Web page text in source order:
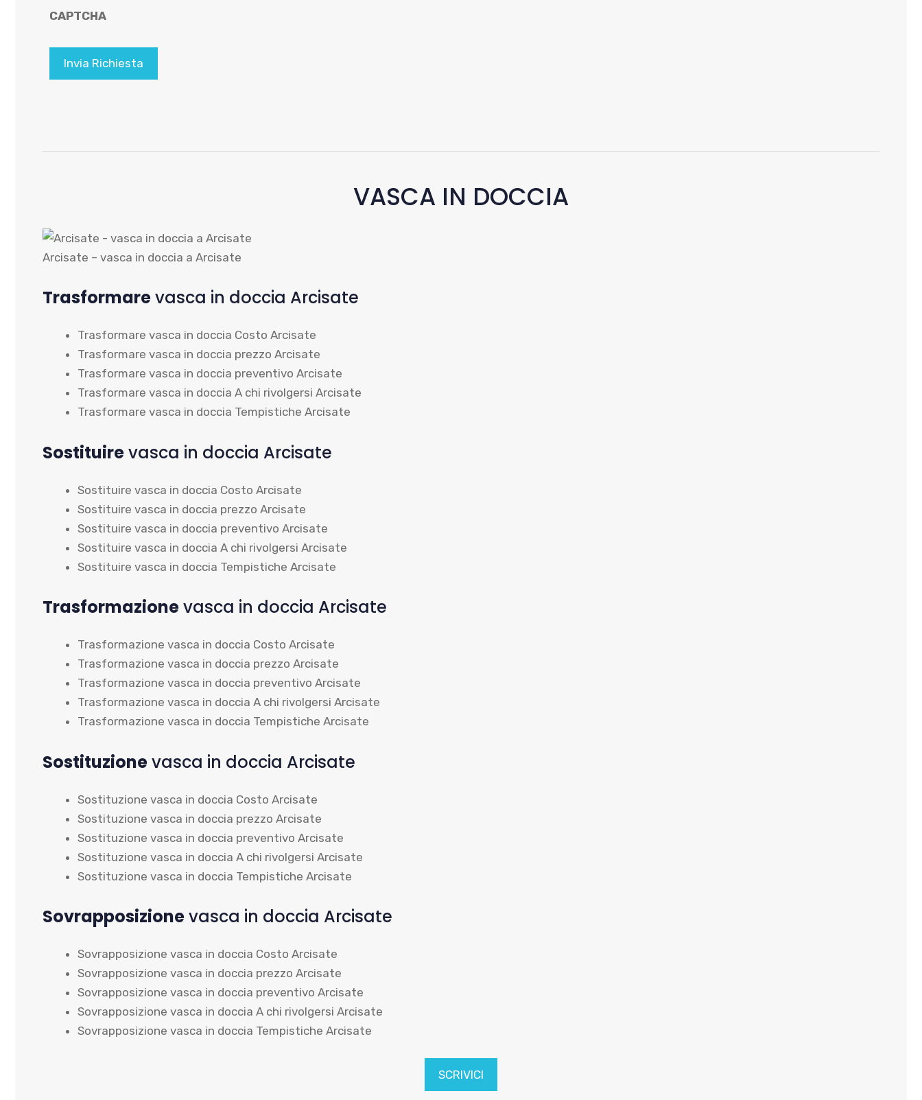
i
a
y
CAPTCHA
VASCA IN DOCCIA
Arcisate – vasca in doccia a Arcisate
Trasformarevasca in doccia Arcisate
Trasformare vasca in doccia Costo Arcisate
Trasformare vasca in doccia prezzo Arcisate
Trasformare vasca in doccia preventivo Arcisate
Trasformare vasca in doccia A chi rivolgersi Arcisate
Trasformare vasca in doccia Tempistiche Arcisate
Sostituirevasca in doccia Arcisate
Sostituire vasca in doccia Costo Arcisate
Sostituire vasca in doccia prezzo Arcisate
Sostituire vasca in doccia preventivo Arcisate
Sostituire vasca in doccia A chi rivolgersi Arcisate
Sostituire vasca in doccia Tempistiche Arcisate
Trasformazionevasca in doccia Arcisate
Trasformazione vasca in doccia Costo Arcisate
Trasformazione vasca in doccia prezzo Arcisate
Trasformazione vasca in doccia preventivo Arcisate
Trasformazione vasca in doccia A chi rivolgersi Arcisate
Trasformazione vasca in doccia Tempistiche Arcisate
Sostituzionevasca in doccia Arcisate
Sostituzione vasca in doccia Costo Arcisate
Sostituzione vasca in doccia prezzo Arcisate
Sostituzione vasca in doccia preventivo Arcisate
Sostituzione vasca in doccia A chi rivolgersi Arcisate
Sostituzione vasca in doccia Tempistiche Arcisate
Sovrapposizionevasca in doccia Arcisate
Sovrapposizione vasca in doccia Costo Arcisate
Sovrapposizione vasca in doccia prezzo Arcisate
Sovrapposizione vasca in doccia preventivo Arcisate
Sovrapposizione vasca in doccia A chi rivolgersi Arcisate
Sovrapposizione vasca in doccia Tempistiche Arcisate
SCRIVICI